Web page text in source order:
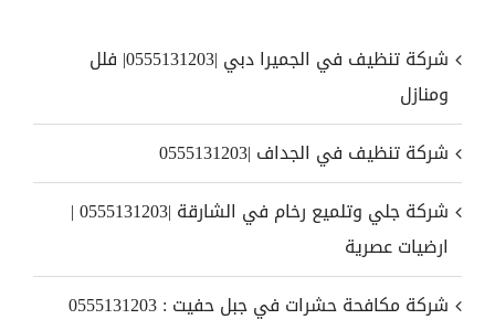
شركة تنظيف في الجميرا دبي |0555131203| فلل
ومنازل
شركة تنظيف في الجداف |0555131203
شركة جلي وتلميع رخام في الشارقة |0555131203 |
ارضيات عصرية
شركة مكافحة حشرات في جبل حفيت : 0555131203